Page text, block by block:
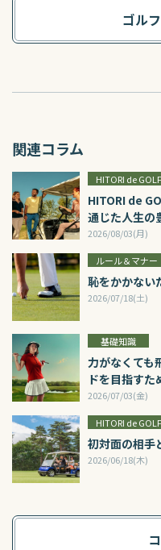
ゴル
関連コラム
HITORI de GOLF
HITORI de
通じた人生の
2026/08/03(月)
ルール＆マナー
恥をかかない
2026/07/18(土)
基礎知識
力がなくても
ドを目指すた
2026/07/03(金)
HITORI de GOLF
初対面の相手
2026/06/18(木)